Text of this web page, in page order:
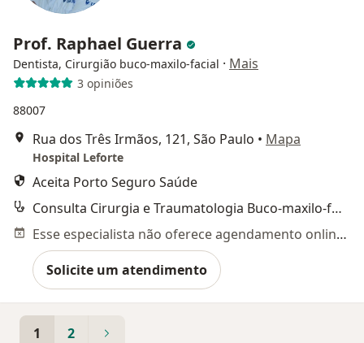
Prof. Raphael Guerra
Dentista, Cirurgião buco-maxilo-facial · Mais
3 opiniões
88007
Rua dos Três Irmãos, 121, São Paulo • Mapa
Hospital Leforte
Aceita Porto Seguro Saúde
Consulta Cirurgia e Traumatologia Buco-maxilo-facial
Esse especialista não oferece agendamento online para esse endereço.
Solicite um atendimento
1 2